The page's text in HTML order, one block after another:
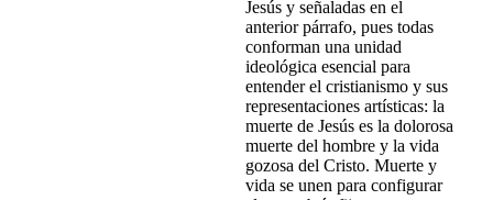
Jesús y señaladas en el
anterior párrafo, pues todas
conforman una unidad
ideológica esencial para
entender el cristianismo y sus
representaciones artísticas: la
muerte de Jesús es la dolorosa
muerte del hombre y la vida
gozosa del Cristo. Muerte y
vida se unen para configurar